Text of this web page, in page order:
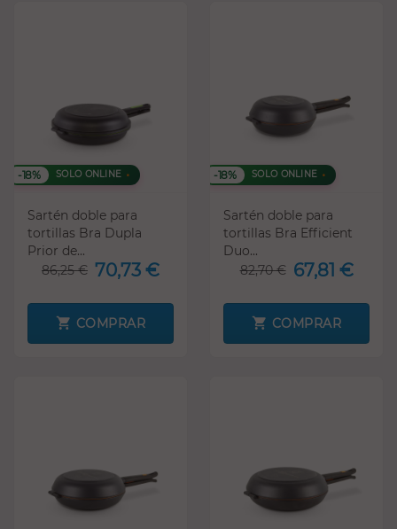
-18% SOLO ONLINE
Sartén doble para
tortillas Bra Dupla
Prior de...
86,25 € 70,73 €
COMPRAR
-18% SOLO ONLINE
Sartén doble para
tortillas Bra Efficient
Duo...
82,70 € 67,81 €
COMPRAR